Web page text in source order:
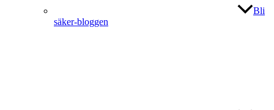
Bli
säker-bloggen